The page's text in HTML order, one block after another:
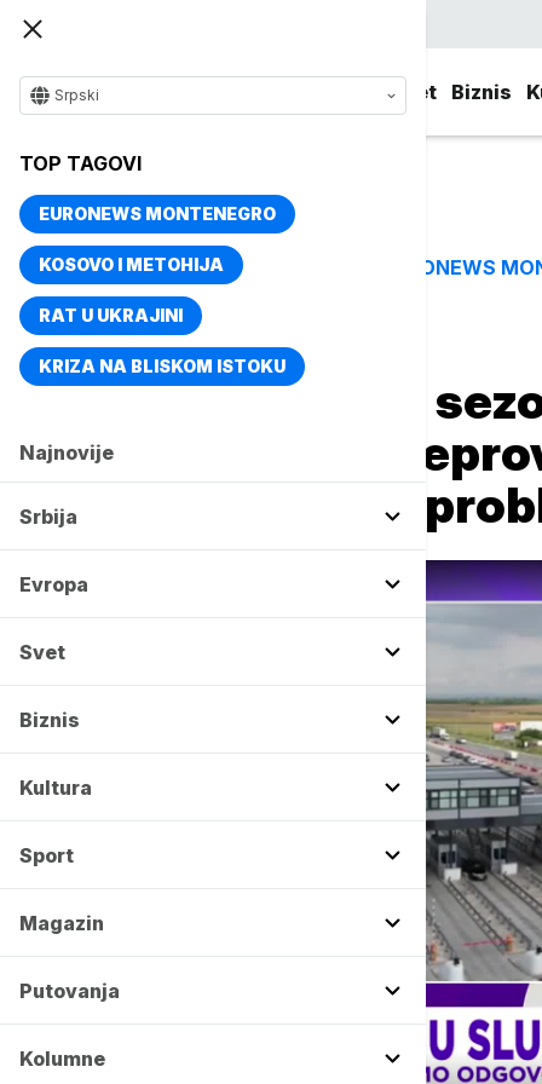
Svet Biznis
Srpski
TOP TAGOVI
EURONEWS MONTENEGRO
KOSOVO I METOHIJA
RAT U UKRAJINI
KRIZA NA BLISKOM ISTOKU
Najnovije
Srbija
Evropa
Svet
Biznis
Kultura
Sport
Magazin
Putovanja
Kolumne
TOP TAGOVI EURONEWS
Naslovna Srbija
Stručnjaci pred
Umor, brzina i
najčešći uzroci